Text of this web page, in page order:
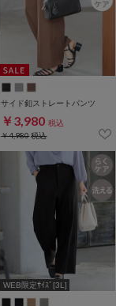
サイド釦ストレートパンツ
￥3,980 税込
￥4,980税込
WEB限定ｻｲｽﾞ[3L]